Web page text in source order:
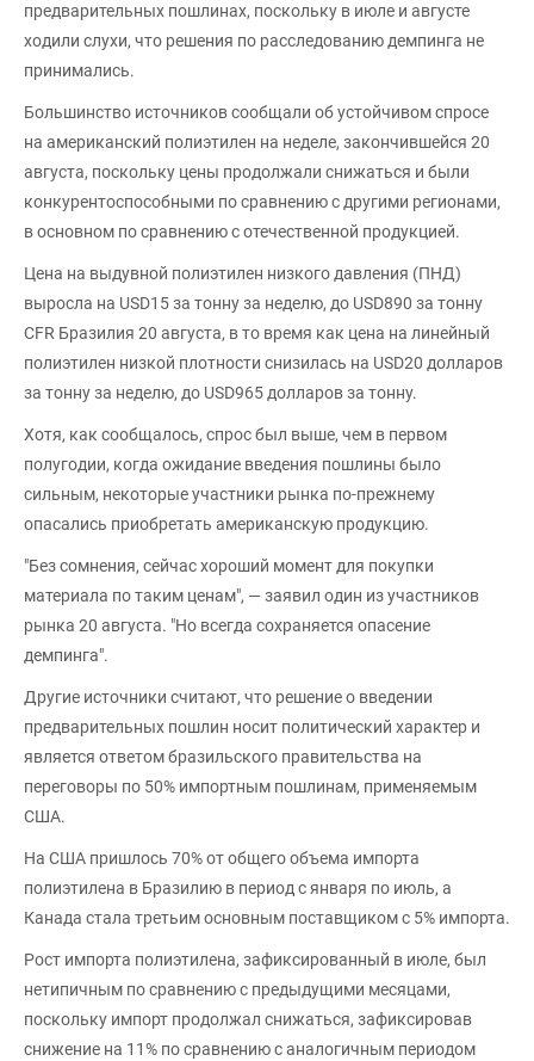
предварительных пошлинах, поскольку в июле и августе
ходили слухи, что решения по расследованию демпинга не
принимались.
Большинство источников сообщали об устойчивом спросе
на американский полиэтилен на неделе, закончившейся 20
августа, поскольку цены продолжали снижаться и были
конкурентоспособными по сравнению с другими регионами,
в основном по сравнению с отечественной продукцией.
Цена на выдувной полиэтилен низкого давления (ПНД)
выросла на USD15 за тонну за неделю, до USD890 за тонну
CFR Бразилия 20 августа, в то время как цена на линейный
полиэтилен низкой плотности снизилась на USD20 долларов
за тонну за неделю, до USD965 долларов за тонну.
Хотя, как сообщалось, спрос был выше, чем в первом
полугодии, когда ожидание введения пошлины было
сильным, некоторые участники рынка по-прежнему
опасались приобретать американскую продукцию.
"Без сомнения, сейчас хороший момент для покупки
материала по таким ценам", — заявил один из участников
рынка 20 августа. "Но всегда сохраняется опасение
демпинга".
Другие источники считают, что решение о введении
предварительных пошлин носит политический характер и
является ответом бразильского правительства на
переговоры по 50% импортным пошлинам, применяемым
США.
На США пришлось 70% от общего объема импорта
полиэтилена в Бразилию в период с января по июль, а
Канада стала третьим основным поставщиком с 5% импорта.
Рост импорта полиэтилена, зафиксированный в июле, был
нетипичным по сравнению с предыдущими месяцами,
поскольку импорт продолжал снижаться, зафиксировав
снижение на 11% по сравнению с аналогичным периодом